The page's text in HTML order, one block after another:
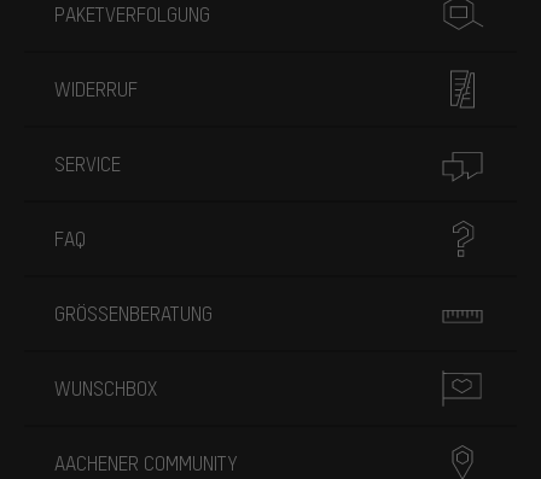
PAKETVERFOLGUNG
WIDERRUF
SERVICE
FAQ
GRÖSSENBERATUNG
WUNSCHBOX
AACHENER COMMUNITY